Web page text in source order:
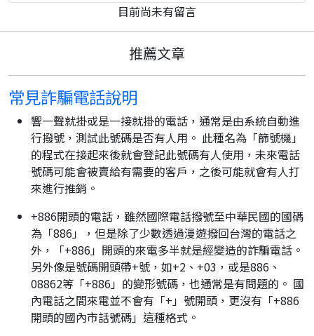
目前尚未有留言
推薦文章
常見詐騙電話說明
響一聲就掛或是一接就掛的電話，通常是由系統自動進
行撥號，測試此號碼是否有人用。 此種名為「篩號機」
的程式在接起來後就會登記此號碼有人使用，未來電話
號碼可能會被賣給有需要的客戶，之後可能就會有人打
來進行推銷。
+886開頭的電話，雖然國際電話撥號至中華民國的國碼
為「886」，但是除了少數透過漫遊撥回台灣的電話之
外，「+886」開頭的來電多半就是經變造的詐騙電話。
另外像是號碼開頭帶+號，如+2、+03，或是886、
08862等「+886」的變形號碼，也通常是有問題的。 國
內電話之間來電並不會有「+」號開頭，更沒有「+886
開頭的國內市話號碼」這種格式。